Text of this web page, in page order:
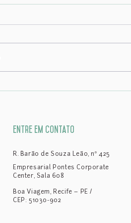
entre em contato
R. Barão de Souza Leão, nº 425
Empresarial Pontes Corporate
Center, Sala 608
Boa Viagem, Recife – PE /
CEP: 51030-902